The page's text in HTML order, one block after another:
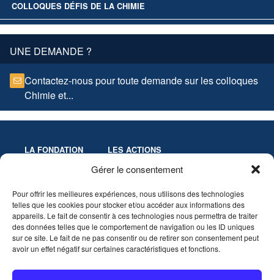
Gérer le consentement
Pour offrir les meilleures expériences, nous utilisons des technologies
telles que les cookies pour stocker et/ou accéder aux informations des
appareils. Le fait de consentir à ces technologies nous permettra de traiter
des données telles que le comportement de navigation ou les ID uniques
sur ce site. Le fait de ne pas consentir ou de retirer son consentement peut
avoir un effet négatif sur certaines caractéristiques et fonctions.
COLLOQUES DÉFIS DE LA CHIMIE
UNE DEMANDE ?
Contactez-nous pour toute demande sur les colloques
Chimie et...
LA FONDATION
Statuts
LES ACTIONS
Colloques
Innovation-Recherche
Les Prix de la Fondation
Partenaires